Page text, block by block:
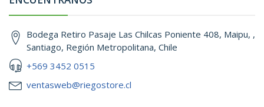
Bodega Retiro Pasaje Las Chilcas Poniente 408, Maipu, ,
Santiago, Región Metropolitana, Chile
+569 3452 0515
ventasweb@riegostore.cl